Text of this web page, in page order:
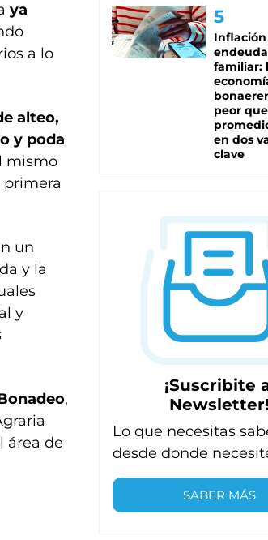
ya
a lo
alteo,
y poda
mismo
primera
un
y la
y
,
área de
Inflación
familiar:
peor
en dos
clave
¡Suscribite
Newsletter!
Lo que necesitas
desde donde
SABER MÁS